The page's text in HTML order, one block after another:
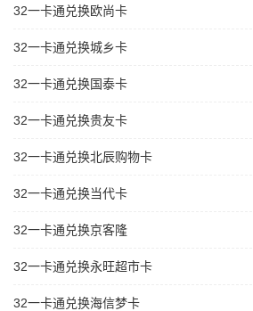
32一卡通兑换欧尚卡
32一卡通兑换城乡卡
32一卡通兑换国泰卡
32一卡通兑换贵友卡
32一卡通兑换北辰购物卡
32一卡通兑换当代卡
32一卡通兑换京客隆
32一卡通兑换永旺超市卡
32一卡通兑换海信梦卡